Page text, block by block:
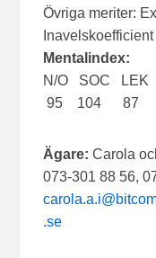
Övriga meriter:
Mentalindex:
N/O SOC LEK
95 104 87
Ägare:Carola
073-301 88 56,
.se